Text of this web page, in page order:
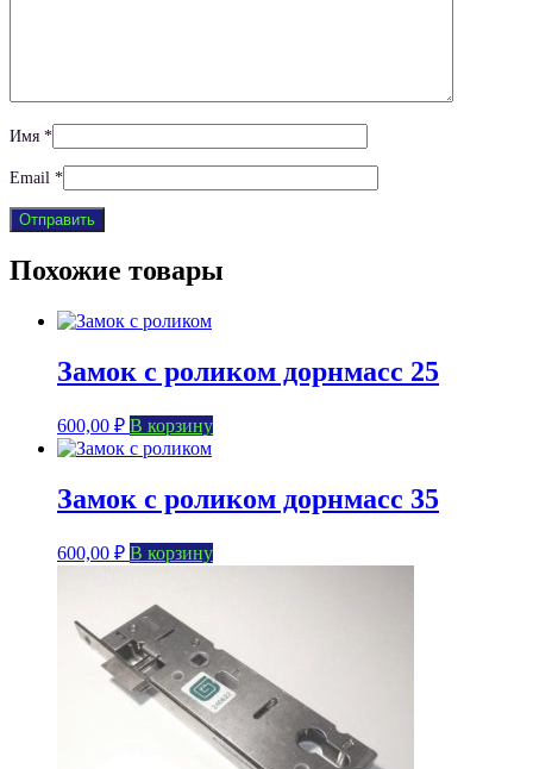
Имя *
Email *
Похожие товары
Замок с роликом дорнмасс 25
600,00 ₽ В корзину
Замок с роликом дорнмасс 35
600,00 ₽ В корзину